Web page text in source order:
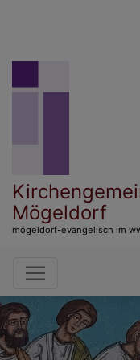
Mögeldorf
mögeldorf-evangelisch im